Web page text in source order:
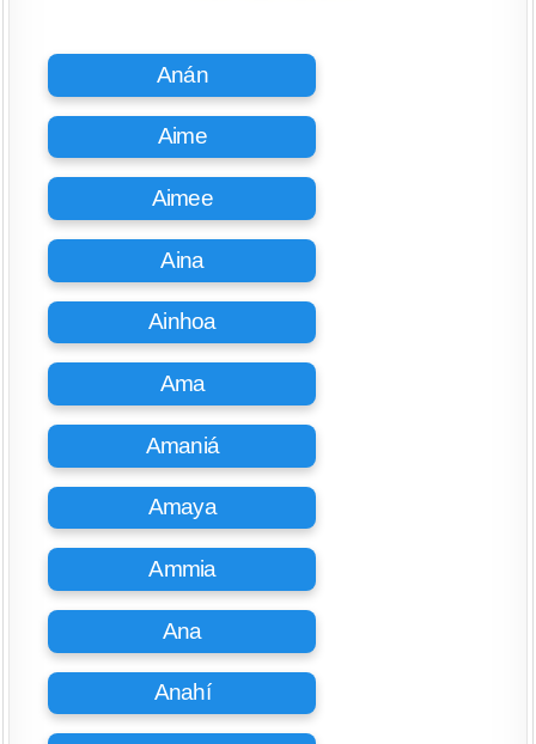
Anán
Aime
Aimee
Aina
Ainhoa
Ama
Amaniá
Amaya
Ammia
Ana
Anahí